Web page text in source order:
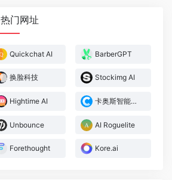
热门网址
Quickchat AI BarberGPT
换脸科技 Stockimg AI
Hightime AI 卡奥斯智能交互引擎
Unbounce AI Roguelite
Forethought Kore.ai